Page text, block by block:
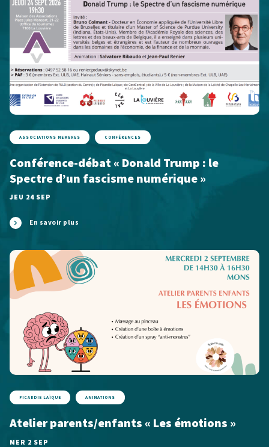
ASSOCIATIONS MEMBRES CONFÉRENCES
Conférence-débat « Donald Trump : le
Spectre d’un fascisme numérique »
JEU 24 SEP
En savoir plus
PICARDIE LAÏQUE ANIMATIONS
Atelier parents/enfants « Les émotions »
MER 2 SEP